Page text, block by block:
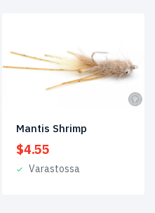
Mantis Shrimp
$4.55
Varastossa